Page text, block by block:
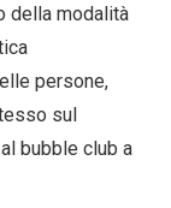
della modalità
persone,
sul
bubble club a